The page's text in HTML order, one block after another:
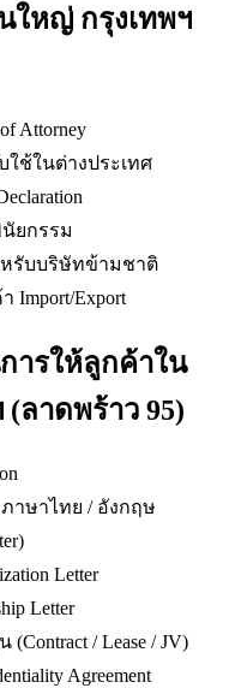
ใหญ่ กรุงเทพฯ
Attorney
ใช้ในต่างประเทศ
ยกรรม
หรับบริษัทข้ามชาติ
Import/Export
ารให้ลูกค้าใน
ลาดพร้าว 95)
ภาษาไทย / อังกฤษ
Letter
Letter
/ Lease / JV)
Agreement